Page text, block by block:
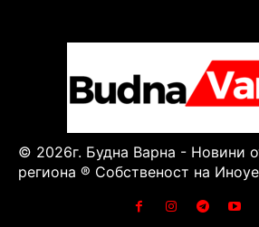
© 2026г. Будна Варна - Новини
региона ® Собственост на